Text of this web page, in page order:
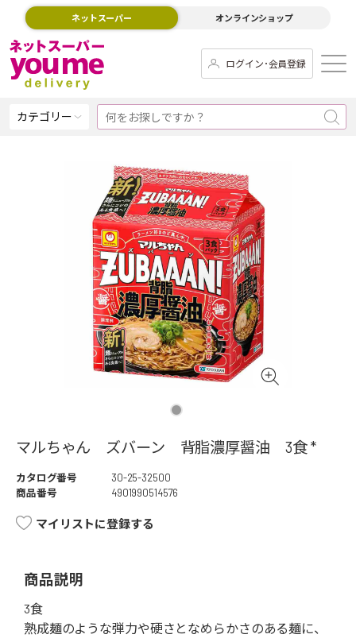
ネットスーパー オンラインショップ
ログイン･会員登録
カテゴリー
マルちゃん ズバーン 背脂濃厚醤油 3食 *
カタログ番号
30-25-32500
商品番号
4901990514576
マイリストに登録する
商品説明
3食
熟成麺のような弾力や硬さとなめらかさのある麺に、